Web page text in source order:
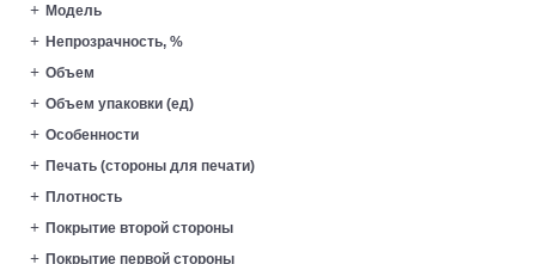
Модель
Непрозрачность, %
Объем
Объем упаковки (ед)
Особенности
Печать (стороны для печати)
Плотность
Покрытие второй стороны
Покрытие первой стороны